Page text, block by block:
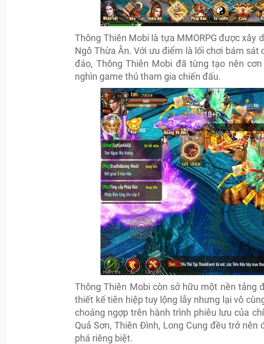
Thông Thiên Mobi là tựa MMORPG được xây
Ngô Thừa Ân. Với ưu điểm là lối chơi bám
đáo, Thông Thiên Mobi đã từng tạo nên
nghìn game thủ tham gia chiến đấu.
Thông Thiên Mobi còn sở hữu một nền tảng
thiết kế tiên hiệp tuy lộng lẫy nhưng lại vô
choáng ngợp trên hành trình phiêu lưu của
Quả Sơn, Thiên Đình, Long Cung đều trở
phá riêng biệt.